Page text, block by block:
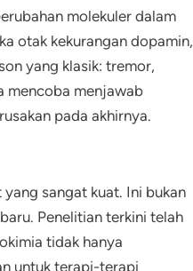
molekuler dalam
otak kekurangan dopamin,
yang klasik: tremor,
mencoba menjawab
pada akhirnya.
sangat kuat. Ini bukan
Penelitian terkini telah
tidak hanya
untuk terapi-terapi